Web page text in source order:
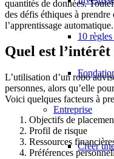
10 règles
Entreprise
Créer
quantités de données.
des défis éthiques à
l’apprentissage automatique.
Quel est
L’utilisation d’un robo
personnes, alors qu’elle
Voici quelques facteurs à
Objectifs de
Profil de risque
Ressources
Préférences